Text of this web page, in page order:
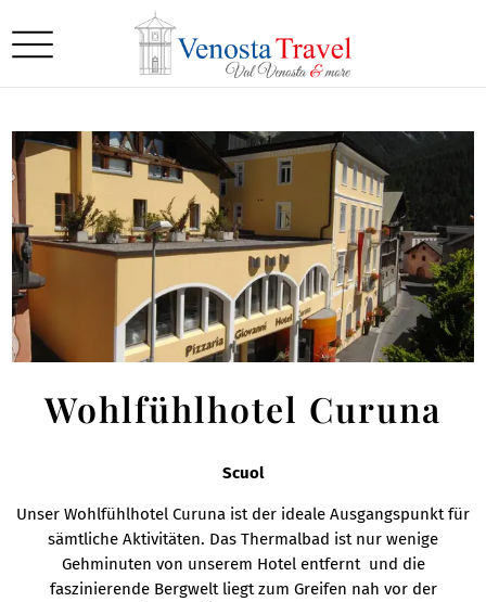
Wohlfühlhotel Curuna
Scuol
Unser Wohlfühlhotel Curuna ist der ideale Ausgangspunkt für
sämtliche Aktivitäten. Das Thermalbad ist nur wenige
Gehminuten von unserem Hotel entfernt und die
faszinierende Bergwelt liegt zum Greifen nah vor der